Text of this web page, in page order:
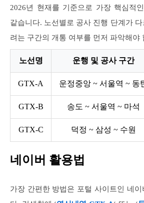
2026년 현재를 기준으로 가장 핵심적
같습니다. 노선별로 공사 진행 단계가
려는 구간의 개통 여부를 먼저 파악해야
노선명 운행 및 공사 구간
GTX-A 운정중앙 ~ 서울역 ~ 동
GTX-B 송도 ~ 서울역 ~ 마석
GTX-C 덕정 ~ 삼성 ~ 수원
네이버 활용법
가장 간편한 방법은 포털 사이트인 네이